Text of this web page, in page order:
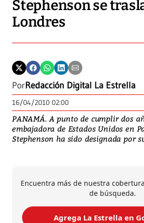
Stephenson se
Londres
PorRedacción Digital La Estrella
16/04/2010 02:00
PANAMÁ. A punto de cumplir dos
embajadora de Estados Unidos en
Stephenson ha sido designada por
Encuentra más de nuestra
de búsqueda.
Agrega La Estrella en